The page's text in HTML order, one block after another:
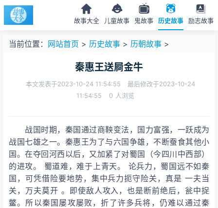
故事大全 儿童故事 鬼故事 历史故事 励志故事
当前位置： 网站首页 > 历史故事 > 历朝故事 >
秦惠王送屙金牛
本文发表于2023-10-24 11:54:55
最后修改于2023-10-24
11:54:55
0 人浏览
战国时期，秦国通过商鞅变法，国力富强，一跃成为
战国七雄之一。秦惠王为了与六国争雄，不断蚕食其他小
国。在夺回河西以后，又加紧了对蜀国（今四川中西部）
的进攻。 蜀道难，难于上青天。 论兵力，蜀国远不如秦
国，可凭借险要地势，集中兵力扼守险关，真是 一夫当
关，万夫莫开 。即使敌人攻入，也是断前绝后，瓮中捉
鳖。所以秦国屡攻屡败，折了许多兵将，仍难以通过秦